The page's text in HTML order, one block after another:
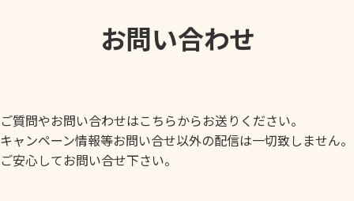
お問い合わせ
ご質問やお問い合わせはこちらからお送りください。
キャンペーン情報等お問い合せ以外の配信は一切致しません。
ご安心してお問い合せ下さい。